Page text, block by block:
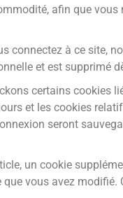
afin que
connectez à ce site,
et est supprimé
certains cookies
et les cookies
seront
un cookie
vous avez modifié.